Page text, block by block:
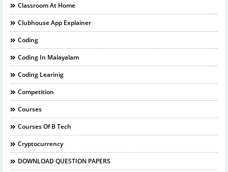
Classroom At Home
Clubhouse App Explainer
Coding
Coding In Malayalam
Coding Learinig
Competition
Courses
Courses Of B Tech
Cryptocurrency
DOWNLOAD QUESTION PAPERS